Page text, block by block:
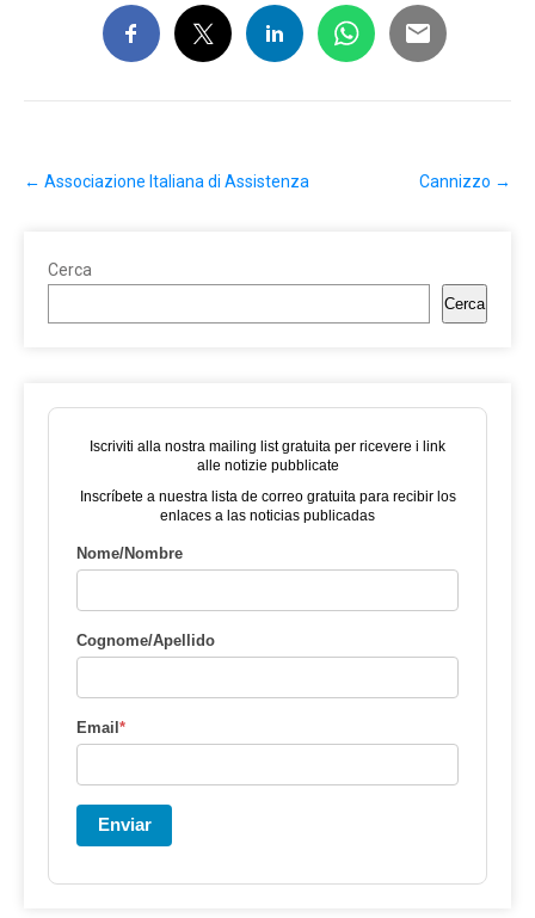
navigation
← Associazione Italiana di Assistenza Cannizzo →
Cerca
Cerca
Iscriviti alla nostra mailing list gratuita per ricevere i link
alle notizie pubblicate
Inscríbete a nuestra lista de correo gratuita para recibir los
enlaces a las noticias publicadas
Nome/Nombre
Cognome/Apellido
Email *
Enviar